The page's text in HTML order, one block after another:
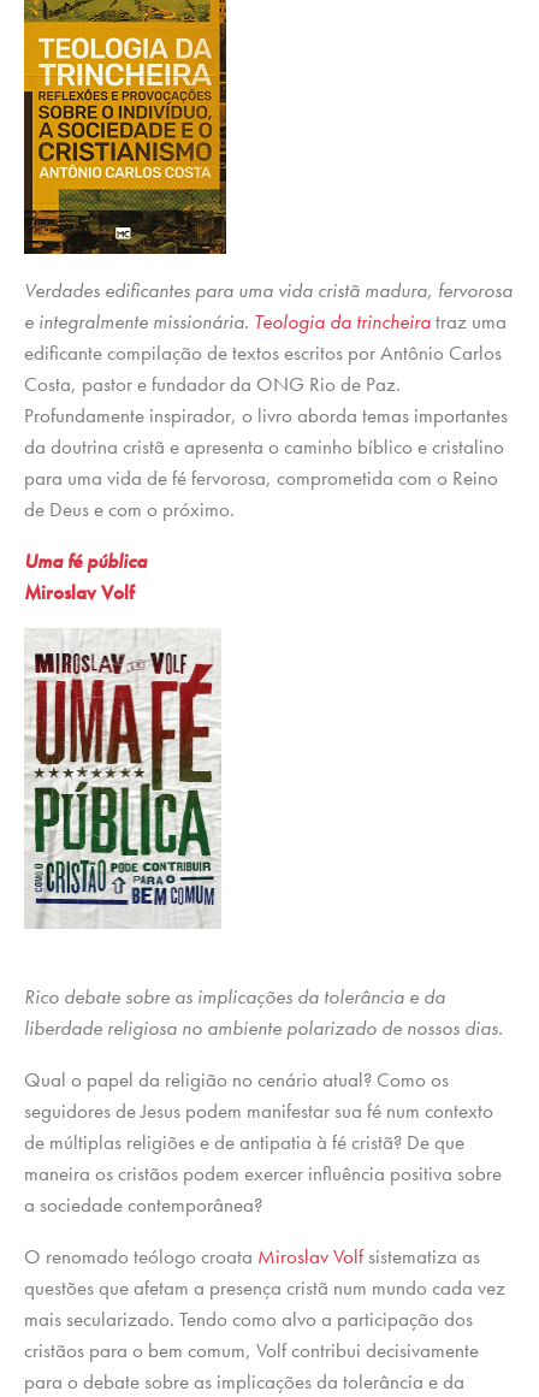
Verdades edificantes para uma vida cristã madura, fervorosa
e integralmente missionária. Teologia da trincheiratraz uma
edificante compilação de textos escritos por Antônio Carlos
Costa, pastor e fundador da ONG Rio de Paz.
Profundamente inspirador, o livro aborda temas importantes
da doutrina cristã e apresenta o caminho bíblico e cristalino
para uma vida de fé fervorosa, comprometida com o Reino
de Deus e com o próximo.
Uma fé pública
Miroslav Volf
Rico debate sobre as implicações da tolerância e da
liberdade religiosa no ambiente polarizado de nossos dias.
Qual o papel da religião no cenário atual? Como os
seguidores de Jesus podem manifestar sua fé num contexto
de múltiplas religiões e de antipatia à fé cristã? De que
maneira os cristãos podem exercer influência positiva sobre
a sociedade contemporânea?
O renomado teólogo croata Miroslav Volfsistematiza as
questões que afetam a presença cristã num mundo cada vez
mais secularizado. Tendo como alvo a participação dos
cristãos para o bem comum, Volf contribui decisivamente
para o debate sobre as implicações da tolerância e da